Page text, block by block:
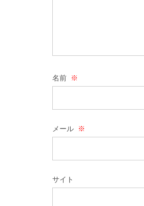
名前 ※
メール ※
サイト